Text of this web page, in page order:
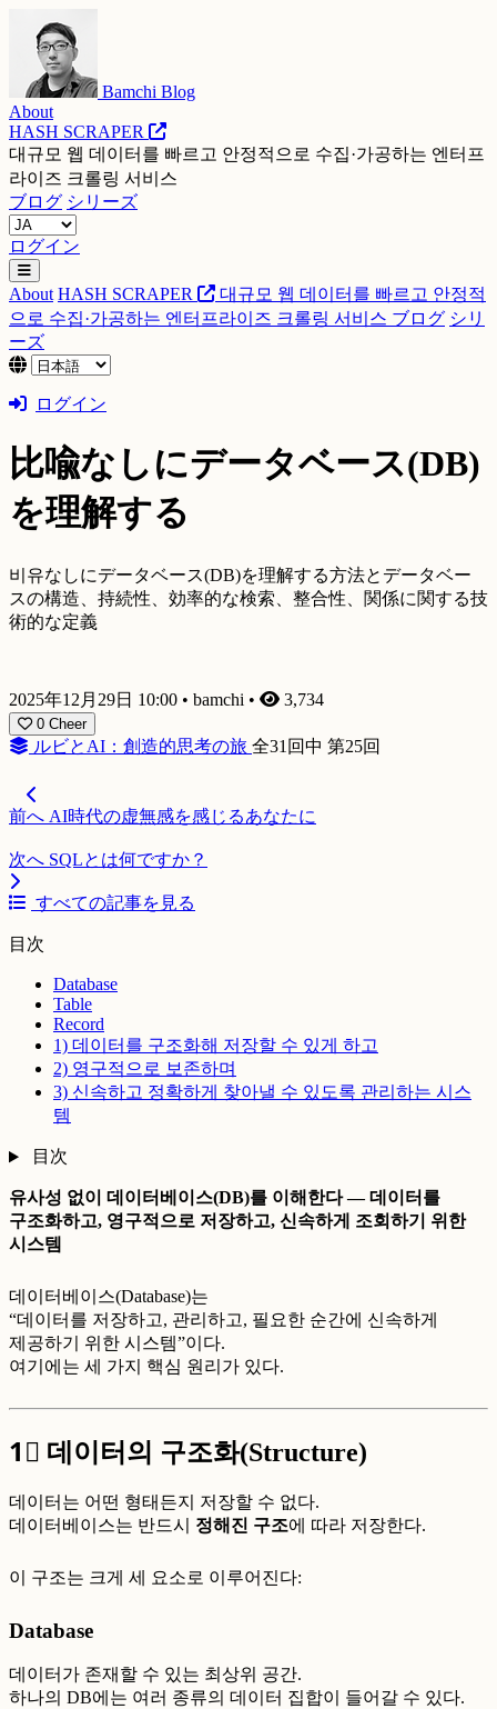
Bamchi Blog
About
HASH SCRAPER
대규모 웹 데이터를 빠르고 안정적으로 수집·가공하는 엔터프
라이즈 크롤링 서비스
ブログ シリーズ
ログイン
About HASH SCRAPER
대규모 웹 데이터를 빠르고 안정적
으로 수집·가공하는 엔터프라이즈 크롤링 서비스 ブログ シリ
ーズ
ログイン
比喩なしにデータベース(DB)
を理解する
비유なしにデータベース(DB)を理解する方法とデータベー
スの構造、持続性、効率的な検索、整合性、関係に関する技
術的な定義
2025年12月29日 10:00 • bamchi • 3,734
0 Cheer
ルビとAI：創造的思考の旅 全31回中 第25回
前へ AI時代の虚無感を感じるあなたに
次へ SQLとは何ですか？
すべての記事を見る
目次
Database
Table
Record
1) 데이터를 구조화해 저장할 수 있게 하고
2) 영구적으로 보존하며
3) 신속하고 정확하게 찾아낼 수 있도록 관리하는 시스
템
目次
유사성 없이 데이터베이스(DB)를 이해한다 — 데이터를
구조화하고, 영구적으로 저장하고, 신속하게 조회하기 위한
시스템
데이터베이스(Database)는
“데이터를 저장하고, 관리하고, 필요한 순간에 신속하게
제공하기 위한 시스템”이다.
여기에는 세 가지 핵심 원리가 있다.
1⃣ 데이터의 구조화(Structure)
데이터는 어떤 형태든지 저장할 수 없다.
데이터베이스는 반드시 정해진 구조에 따라 저장한다.
이 구조는 크게 세 요소로 이루어진다:
Database
데이터가 존재할 수 있는 최상위 공간.
하나의 DB에는 여러 종류의 데이터 집합이 들어갈 수 있다.